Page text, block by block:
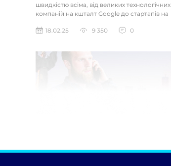
швидкістю всіма, від великих технологічних
компаній на кшталт Google до стартапів на
18.02.25
9 350 0